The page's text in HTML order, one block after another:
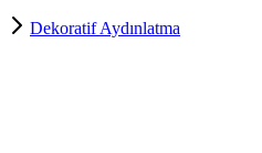
Dekoratif Aydınlatma